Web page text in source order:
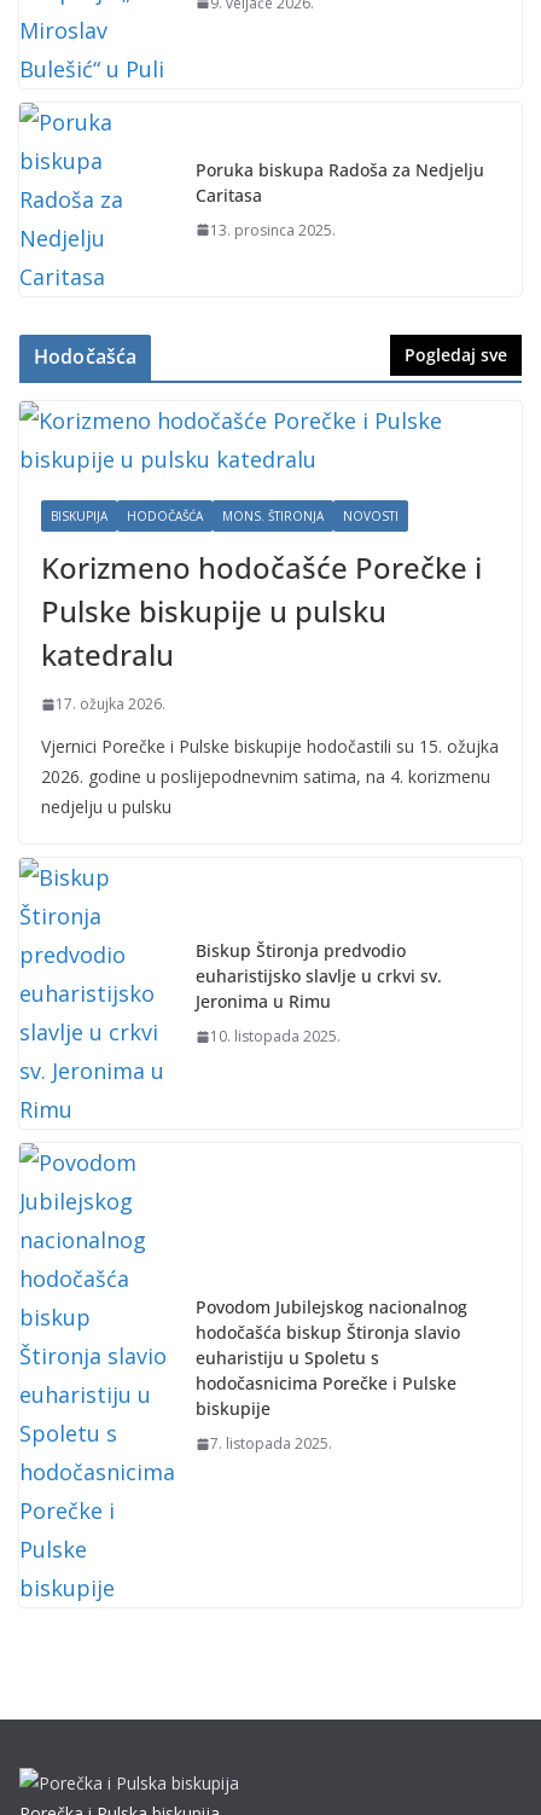
Poruka biskupa Radoša za Nedjelju
Caritasa
13. prosinca 2025.
Hodočašća Pogledaj sve
BISKUPIJA HODOČAŠĆA MONS. ŠTIRONJA NOVOSTI
Korizmeno hodočašće Porečke i
Pulske biskupije u pulsku
katedralu
17. ožujka 2026.
Vjernici Porečke i Pulske biskupije hodočastili su 15. ožujka
2026. godine u poslijepodnevnim satima, na 4. korizmenu
nedjelju u pulsku
Biskup Štironja predvodio
euharistijsko slavlje u crkvi sv.
Jeronima u Rimu
10. listopada 2025.
Povodom Jubilejskog nacionalnog
hodočašća biskup Štironja slavio
euharistiju u Spoletu s
hodočasnicima Porečke i Pulske
biskupije
7. listopada 2025.